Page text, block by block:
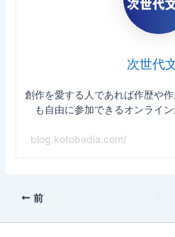
次世代
創作を愛する人であれば作歴や
も自由に参加できるオンライ
blog.kotobadia.com/
前